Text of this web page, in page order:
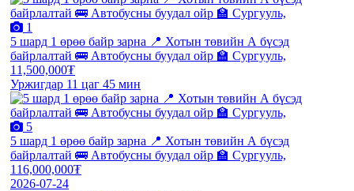
1
5 шард 1 өрөө байр зарна 📍 Хотын төвийн А бүсэд
байрлалтай 🚌 Автобусны буудал ойр 🏫 Сургууль,
11,500,000₮
Уржигдар 11 цаг 45 мин
5
5 шард 1 өрөө байр зарна 📍 Хотын төвийн А бүсэд
байрлалтай 🚌 Автобусны буудал ойр 🏫 Сургууль,
116,000,000₮
2026-07-24